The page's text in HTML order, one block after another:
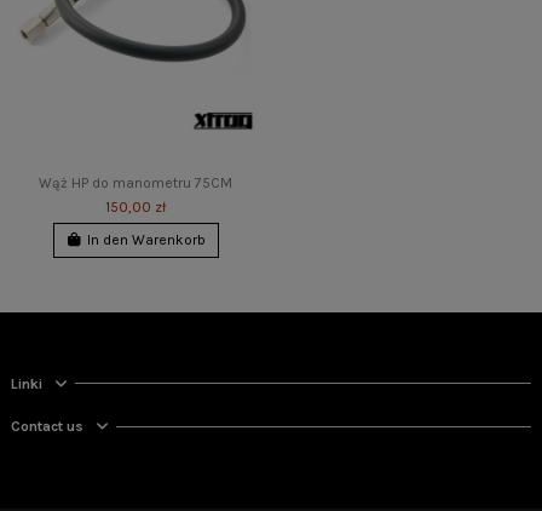
Wąż HP do manometru 75CM
150,00 zł
In den Warenkorb
Linki
Contact us